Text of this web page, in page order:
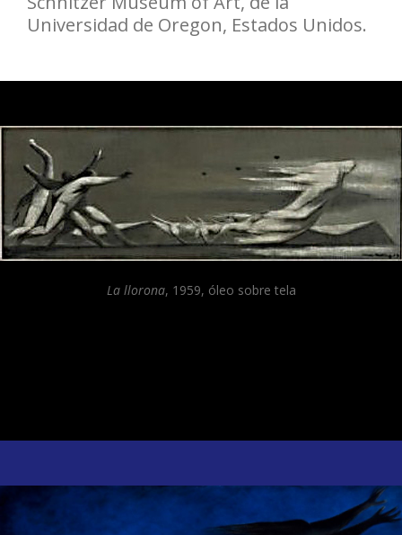
Universidad de Oregon, Estados Unidos.
La llorona, 1959, óleo sobre tela